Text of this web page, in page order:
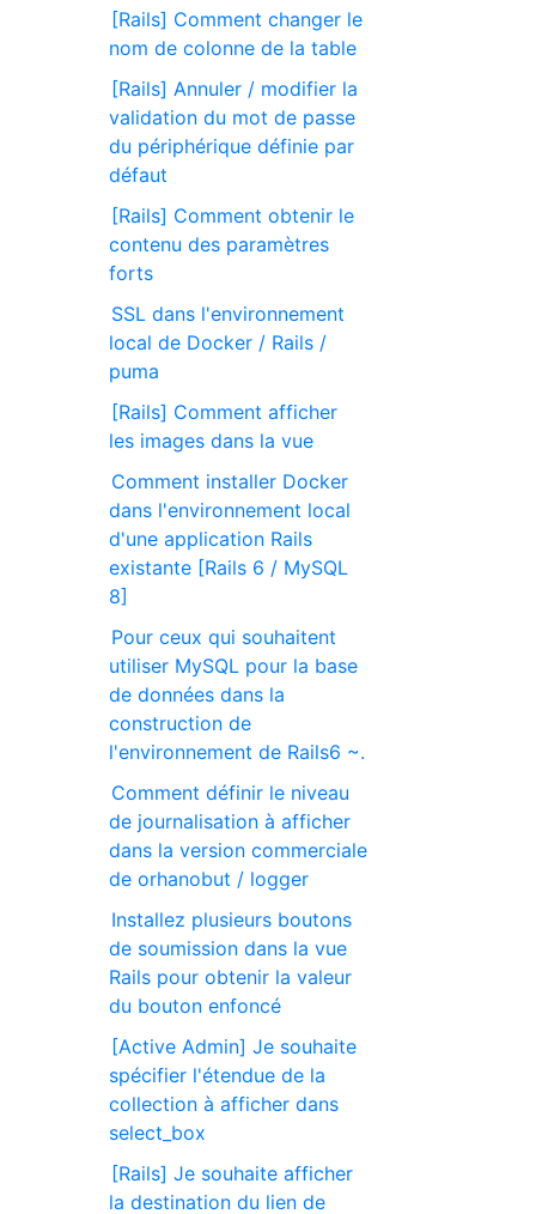
[Rails] Comment changer le
nom de colonne de la table
[Rails] Annuler / modifier la
validation du mot de passe
du périphérique définie par
défaut
[Rails] Comment obtenir le
contenu des paramètres
forts
SSL dans l'environnement
local de Docker / Rails /
puma
[Rails] Comment afficher
les images dans la vue
Comment installer Docker
dans l'environnement local
d'une application Rails
existante [Rails 6 / MySQL
8]
Pour ceux qui souhaitent
utiliser MySQL pour la base
de données dans la
construction de
l'environnement de Rails6 ~.
Comment définir le niveau
de journalisation à afficher
dans la version commerciale
de orhanobut / logger
Installez plusieurs boutons
de soumission dans la vue
Rails pour obtenir la valeur
du bouton enfoncé
[Active Admin] Je souhaite
spécifier l'étendue de la
collection à afficher dans
select_box
[Rails] Je souhaite afficher
la destination du lien de